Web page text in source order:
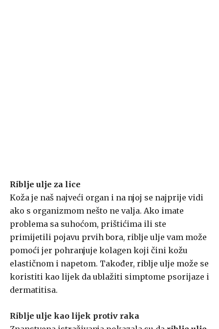
Riblje ulje za lice
Koža je naš najveći organ i na njoj se najprije vidi
ako s organizmom nešto ne valja. Ako imate
problema sa suhoćom, prištićima ili ste
primijetili pojavu prvih bora, riblje ulje vam može
pomoći jer pohranjuje kolagen koji čini kožu
elastičnom i napetom. Također, riblje ulje može se
koristiti kao lijek da ublažiti simptome psorijaze i
dermatitisa.
Riblje ulje kao lijek protiv raka